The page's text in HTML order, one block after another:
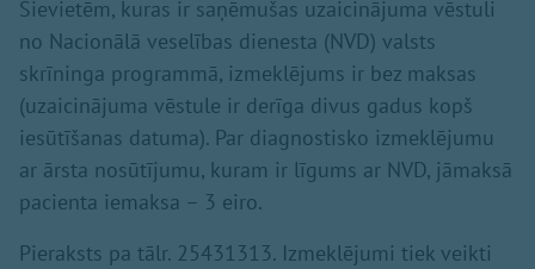
Sievietēm, kuras ir saņēmušas uzaicinājuma vēstuli
no Nacionālā veselības dienesta (NVD) valsts
skrīninga programmā, izmeklējums ir bez maksas
(uzaicinājuma vēstule ir derīga divus gadus kopš
iesūtīšanas datuma). Par diagnostisko izmeklējumu
ar ārsta nosūtījumu, kuram ir līgums ar NVD, jāmaksā
pacienta iemaksa – 3 eiro.
Pieraksts pa tālr. 25431313. Izmeklējumi tiek veikti